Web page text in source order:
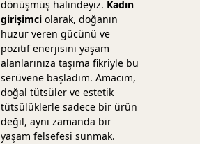
dönüşmüş halindeyiz. Kadın
girişimci olarak, doğanın
huzur veren gücünü ve
pozitif enerjisini yaşam
alanlarınıza taşıma fikriyle bu
serüvene başladım. Amacım,
doğal tütsüler ve estetik
tütsülüklerle sadece bir ürün
değil, aynı zamanda bir
yaşam felsefesi sunmak.